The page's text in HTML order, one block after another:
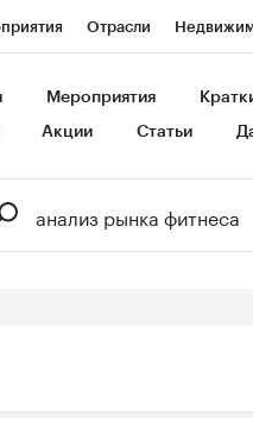
Отрасли
Газета
Мероприятия
Акции Статьи